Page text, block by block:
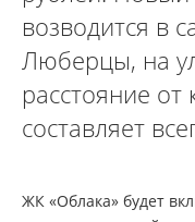
возводится в
Люберцы, на
расстояние
составляет
ЖК «Облака» будет